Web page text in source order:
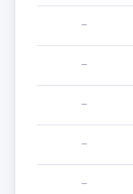
—
—
—
—
—